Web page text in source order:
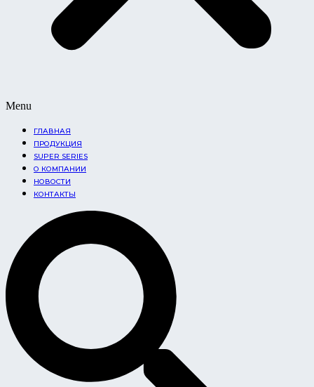
Menu
ГЛАВНАЯ
ПРОДУКЦИЯ
SUPER SERIES
О КОМПАНИИ
НОВОСТИ
КОНТАКТЫ